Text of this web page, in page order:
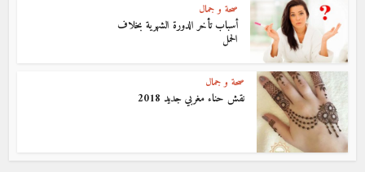
صحة و جمال
أسباب تأخر الدورة الشهرية بخلاف
الحمل
صحة و جمال
نقش حناء مغربي جديد 2018